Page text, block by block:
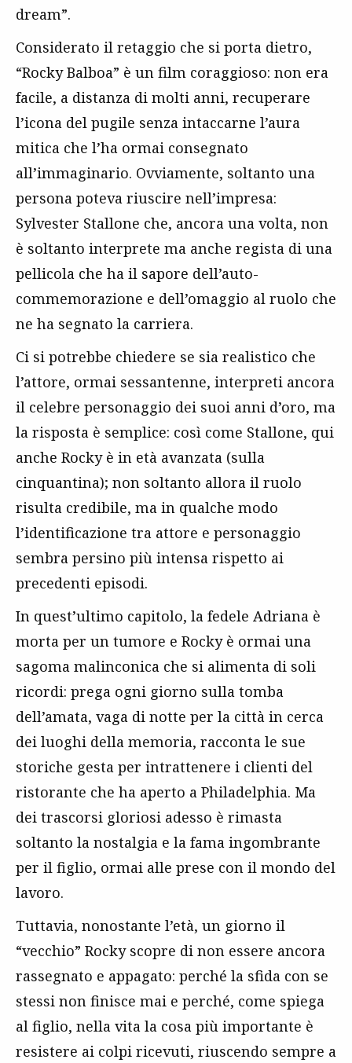
dream”.
Considerato il retaggio che si porta dietro,
“Rocky Balboa” è un film coraggioso: non era
facile, a distanza di molti anni, recuperare
l’icona del pugile senza intaccarne l’aura
mitica che l’ha ormai consegnato
all’immaginario. Ovviamente, soltanto una
persona poteva riuscire nell’impresa:
Sylvester Stallone che, ancora una volta, non
è soltanto interprete ma anche regista di una
pellicola che ha il sapore dell’auto-
commemorazione e dell’omaggio al ruolo che
ne ha segnato la carriera.
Ci si potrebbe chiedere se sia realistico che
l’attore, ormai sessantenne, interpreti ancora
il celebre personaggio dei suoi anni d’oro, ma
la risposta è semplice: così come Stallone, qui
anche Rocky è in età avanzata (sulla
cinquantina); non soltanto allora il ruolo
risulta credibile, ma in qualche modo
l’identificazione tra attore e personaggio
sembra persino più intensa rispetto ai
precedenti episodi.
In quest’ultimo capitolo, la fedele Adriana è
morta per un tumore e Rocky è ormai una
sagoma malinconica che si alimenta di soli
ricordi: prega ogni giorno sulla tomba
dell’amata, vaga di notte per la città in cerca
dei luoghi della memoria, racconta le sue
storiche gesta per intrattenere i clienti del
ristorante che ha aperto a Philadelphia. Ma
dei trascorsi gloriosi adesso è rimasta
soltanto la nostalgia e la fama ingombrante
per il figlio, ormai alle prese con il mondo del
lavoro.
Tuttavia, nonostante l’età, un giorno il
“vecchio” Rocky scopre di non essere ancora
rassegnato e appagato: perché la sfida con se
stessi non finisce mai e perché, come spiega
al figlio, nella vita la cosa più importante è
resistere ai colpi ricevuti, riuscendo sempre a